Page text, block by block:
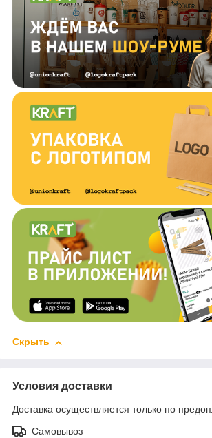
Скрыть
Условия доставки
Доставка осуществляется только по
Самовывоз